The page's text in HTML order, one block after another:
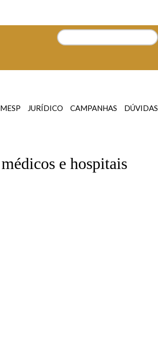
JURÍDICO CAMPANHAS DÚVIDAS
e hospitais